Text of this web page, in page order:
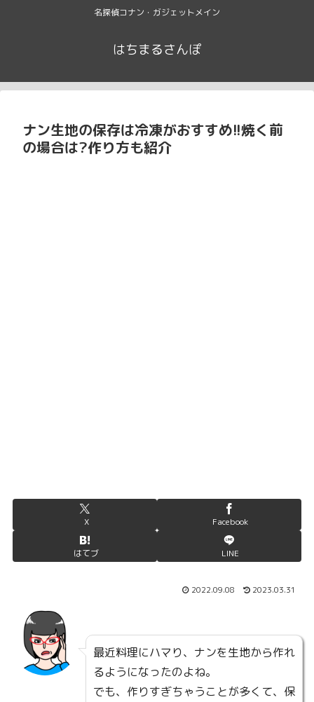
名探偵コナン・ガジェットメイン
はちまるさんぽ
ナン生地の保存は冷凍がおすすめ!!焼く前
の場合は?作り方も紹介
X Facebook
はてブ LINE
2022.09.08 2023.03.31
最近料理にハマり、ナンを生地から作れ
るようになったのよね。
でも、作りすぎちゃうことが多くて、保